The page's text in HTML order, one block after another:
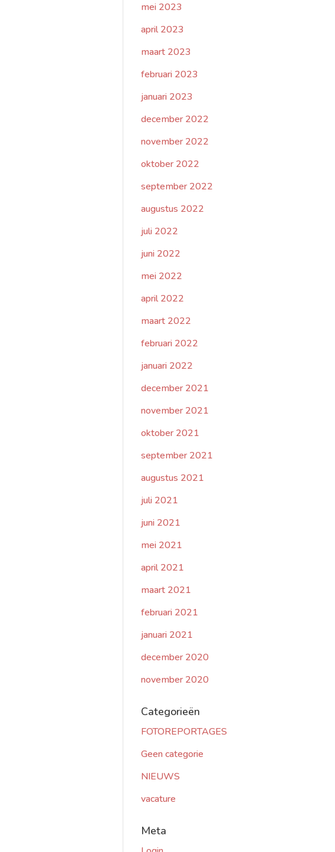
mei 2023
april 2023
maart 2023
februari 2023
januari 2023
december 2022
november 2022
oktober 2022
september 2022
augustus 2022
juli 2022
juni 2022
mei 2022
april 2022
maart 2022
februari 2022
januari 2022
december 2021
november 2021
oktober 2021
september 2021
augustus 2021
juli 2021
juni 2021
mei 2021
april 2021
maart 2021
februari 2021
januari 2021
december 2020
november 2020
Categorieën
FOTOREPORTAGES
Geen categorie
NIEUWS
vacature
Meta